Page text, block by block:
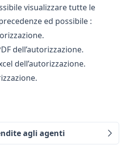
visualizzare tutte le
ed possibile :
dell’autorizzazione.
dell’autorizzazione.
agli agenti